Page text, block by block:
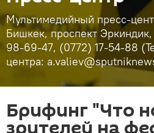
Мультимедийный пресс-
Бишкек, проспект
98-69-47, (0772) 17-54-88
центра:
Брифинг "Что